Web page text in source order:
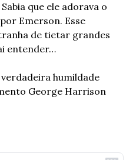
que ele adorava o
Emerson. Esse
de tietar grandes
entender…
humildade
George Harrison